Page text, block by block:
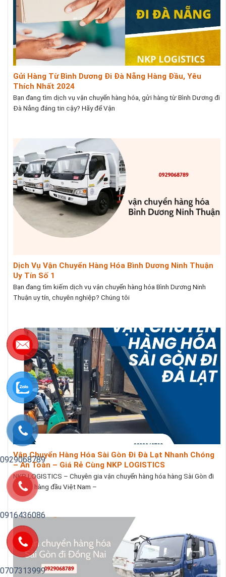
Gửi Hàng Từ Bình Dương Đi Đà Nẵng Hàng Đầu, Yêu
Thích Nhất 2024
Bạn đang tìm dịch vụ vận chuyển hàng hóa, gửi hàng từ Bình Dương đi
Đà Nẵng đáng tin cậy? Hãy để Vận
Dịch Vụ Vận Chuyển Hàng Hóa Bình Dương Ninh Thuận
Uy Tín Số 1
Bạn đang tìm kiếm dịch vụ vận chuyển hàng hóa Bình Dương Ninh
Thuận uy tín, chuyên nghiệp? Chúng tôi
Vận Chuyển Hàng Hóa Sài Gòn Đi Đà Lạt Nhanh Chóng
– An Toàn – Giá Rẻ Cùng NKP LOGISTICS
NKP LOGISTICS – Chuyên gia vận chuyển hàng hóa hàng Sài Gòn đi
Đà Lạt hàng đầu Việt Nam –
0929068789
0916436086
0707313999